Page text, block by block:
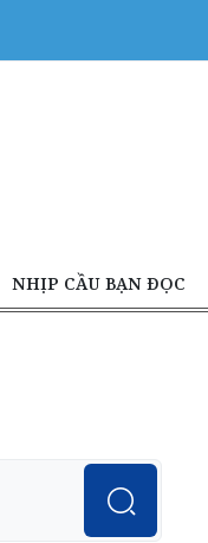
NHỊP CẦU BẠN ĐỌC